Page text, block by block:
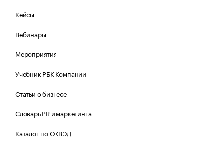
Кейсы
Вебинары
Мероприятия
Учебник РБК Компании
Статьи о бизнесе
Словарь PR и маркетинга
Каталог по ОКВЭД